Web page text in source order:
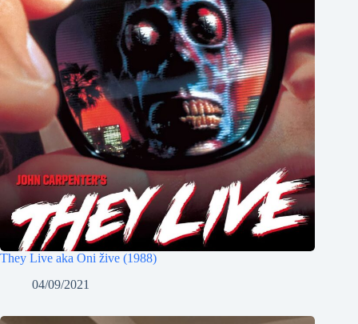
They Live aka Oni žive (1988)
04/09/2021